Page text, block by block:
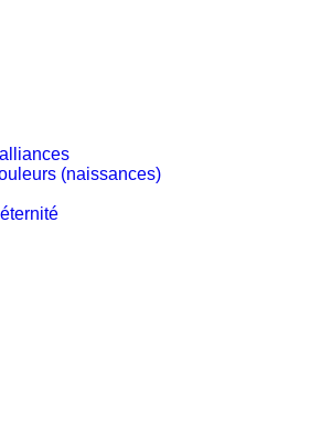
(naissances)